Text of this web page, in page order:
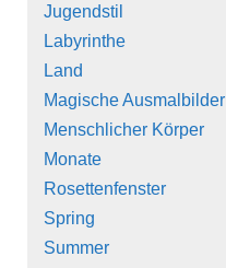
Jugendstil
Labyrinthe
Land
Magische Ausmalbilder
Menschlicher Körper
Monate
Rosettenfenster
Spring
Summer